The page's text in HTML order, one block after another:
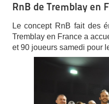
RnB de Tremblay en
Le concept RnB fait des
Tremblay en France a
et 90 joueurs samedi pour